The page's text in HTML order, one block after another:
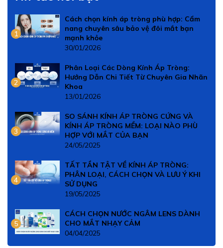
1
Cách chọn kính áp tròng phù hợp: Cẩm
nang chuyên sâu bảo vệ đôi mắt bạn
mạnh khỏe
30/01/2026
2
Phân Loại Các Dòng Kính Áp Tròng:
Hướng Dẫn Chi Tiết Từ Chuyên Gia Nhãn
Khoa
13/01/2026
3
SO SÁNH KÍNH ÁP TRÒNG CỨNG VÀ
KÍNH ÁP TRÒNG MỀM: LOẠI NÀO PHÙ
HỢP VỚI MẮT CỦA BẠN
24/05/2025
4
TẤT TẦN TẬT VỀ KÍNH ÁP TRÒNG:
PHÂN LOẠI, CÁCH CHỌN VÀ LƯU Ý KHI
SỬ DỤNG
19/05/2025
5
CÁCH CHỌN NƯỚC NGÂM LENS DÀNH
CHO MẮT NHẠY CẢM
04/04/2025